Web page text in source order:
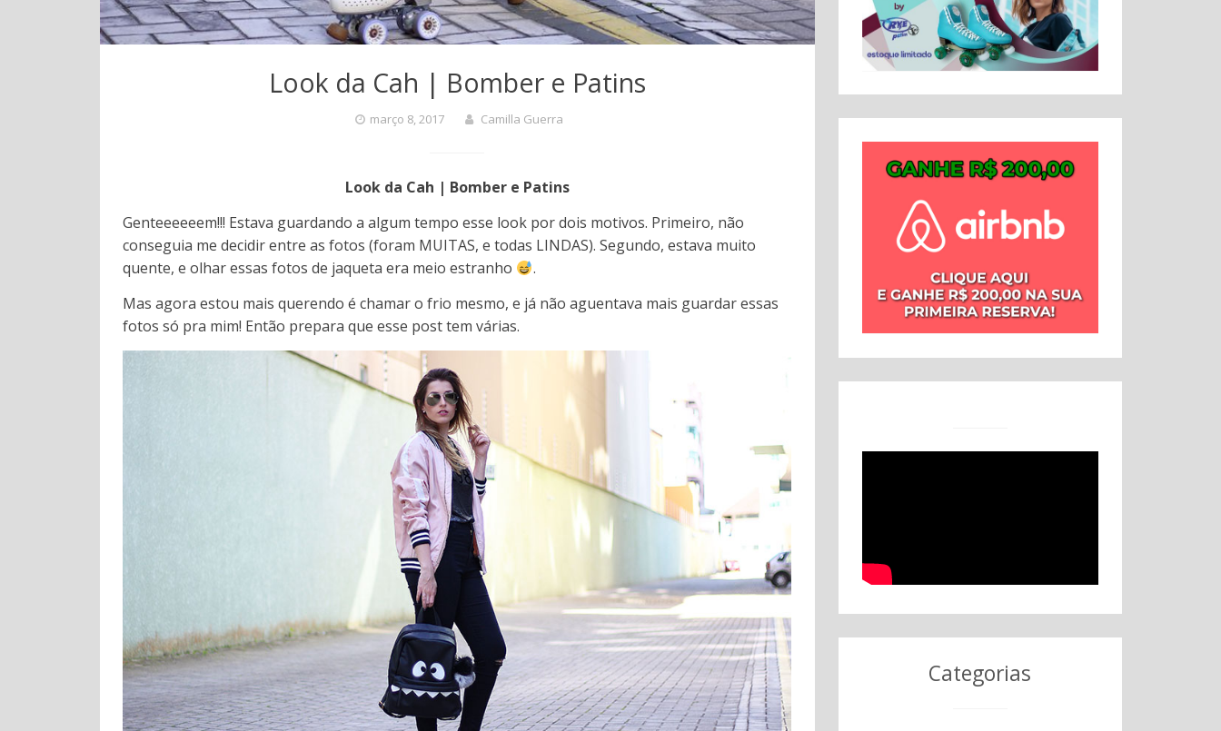
Look da Cah | Bomber e Patins
março 8, 2017 Camilla Guerra
Look da Cah | Bomber e Patins
Genteeeeeem!!! Estava guardando a algum tempo esse look por dois motivos. Primeiro, não
conseguia me decidir entre as fotos (foram MUITAS, e todas LINDAS). Segundo, estava muito
quente, e olhar essas fotos de jaqueta era meio estranho
.
Mas agora estou mais querendo é chamar o frio mesmo, e já não aguentava mais guardar essas
fotos só pra mim! Então prepara que esse post tem várias.
Categorias